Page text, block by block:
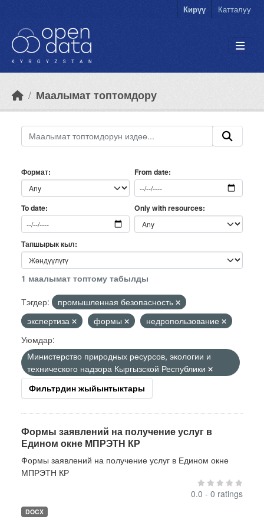
Кирүү Катталуу
Маалымат топтомдору
Формат From date
To date Only with resources
Тапшырык кыл
1 маалымат топтому табылды
Тэгдер:
промышленная безопасность
экспертиза
формы
недропользование
Уюмдар:
Министерство природных ресурсов, экологии и
технического надзора Кыргызской Республики
Фильтрдин жыйынтыктары
Формы заявлений на получение услуг в
Едином окне МПРЭТН КР
Формы заявлений на получение услуг в Едином окне
МПРЭТН КР
0.0 - 0 ratings
DOCX